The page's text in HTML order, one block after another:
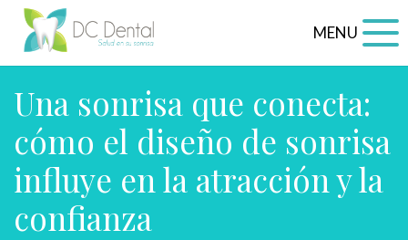
MENU
Una sonrisa que conecta:
cómo el diseño de sonrisa
influye en la atracción y la
confianza